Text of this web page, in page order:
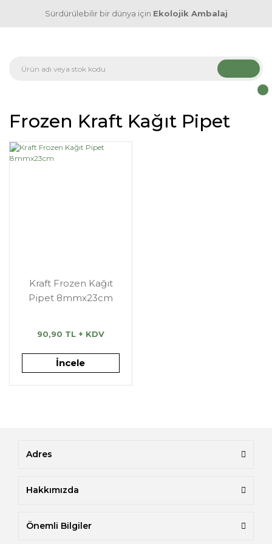
Sürdürülebilir bir dünya için Ekolojik Ambalaj
Frozen Kraft Kağıt Pipet
Kraft Frozen Kağıt
Pipet 8mmx23cm
90,90 TL + KDV
İncele
Adres
Hakkımızda
Önemli Bilgiler